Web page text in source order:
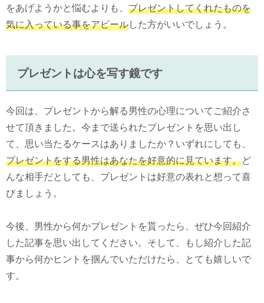
をあげようかと悩むよりも、 プレゼントしてくれたものを
気に入っている事をアピールした方がいいでしょう。
プレゼントは心を写す鏡です
今回は、プレゼントから解る男性の心理についてご紹介さ
せて頂きました。今まで送られたプレゼントを思い出し
て、思い当たるケースはありましたか？いずれにしても、
プレゼントをする男性はあなたを好意的に見ています。ど
んな相手だとしても、プレゼントは好意の表れと想って喜
びましょう。
今後、男性から何かプレゼントを貰ったら、ぜひ今回紹介
した記事を思い出してください。そして、もし紹介した記
事から何かヒントを掴んでいただけたら、とても嬉しいで
す。